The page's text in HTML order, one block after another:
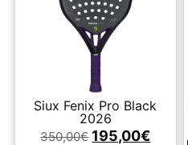
Siux Fenix Pro Black
2026
350,00€ 195,00€